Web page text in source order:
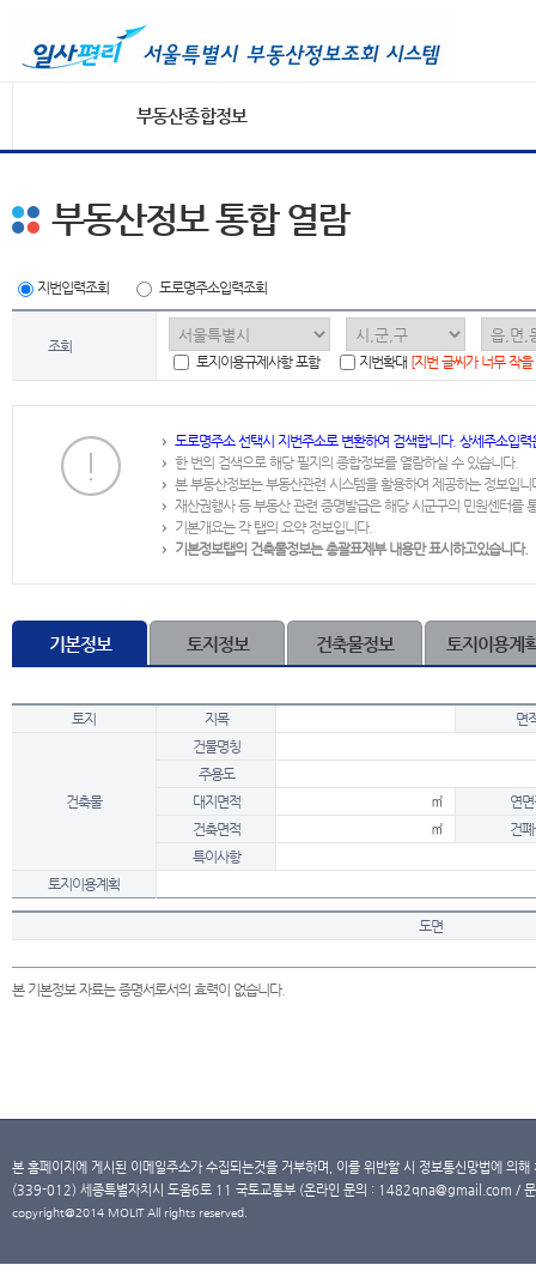
부동산종합정보
부동산정보 통합 열람
지번입력조회 도로명주소입력조회
조회
토지이용규제사항 포함
지번확대 [지번 글씨가 너무 작
도로명주소 선택시 지번주소로 변환하여 검색합니다. 상세주소입
한 번의 검색으로 해당 필지의 종합정보를 열람하실 수 있습니다.
본 부동산정보는 부동산관련 시스템을 활용하여 제공하는 정보입니
재산권행사 등 부동산 관련 증명발급은 해당 시군구의 민원센터를
기본개요는 각 탭의 요약 정보입니다.
기본정보탭의 건축물정보는 총괄표제부 내용만 표시하고있습니다.
기본정보 토지정보 건축물정보 토지이용계
토지 지목 면
건축물
건물명칭
주용도
대지면적
㎡
연
건축면적
㎡
건
특이사항
토지이용계획
도면
본 기본정보 자료는 증명서로서의 효력이 없습니다.
본 홈페이지에 게시된 이메일주소가 수집되는것을 거부하며, 이를 위반할 시 정보통신망법에 의
(339-012) 세종특별자치시 도움6로 11 국토교통부 (온라인 문의 : 1482qna@gmail.com /
copyright@2014 MOLIT All rights reserved.